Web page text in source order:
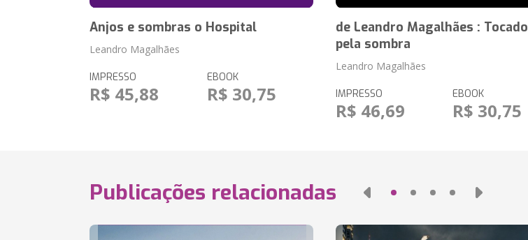
Anjos e sombras o Hospital
Leandro Magalhães
IMPRESSO
R$ 45,88
EBOOK
R$ 30,75
de Leandro Magalhães : Tocado
pela sombra
Leandro Magalhães
IMPRESSO
R$ 46,69
EBOOK
R$ 30,75
Publicações relacionadas